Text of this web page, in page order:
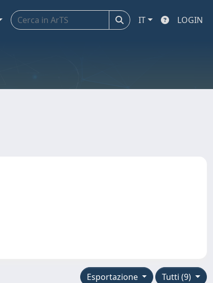
IT LOGIN
Tutti (9)
Esportazione